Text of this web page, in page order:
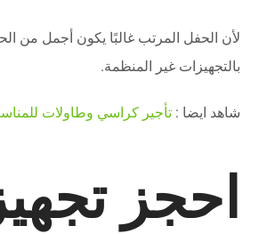
لأن الحفل المرتب غالبًا يكون أجمل من
بالتجهيزات غير المنظمة.
شاهد ايضا : تأجير كراسي وطاولات
احجز